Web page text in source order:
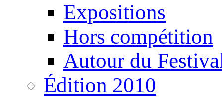
Expositions
Hors compétition
Autour du
Édition 2010